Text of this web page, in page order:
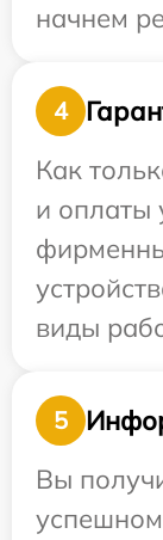
начнем
4
Как
и оплаты
виды
5
Вы
успешном